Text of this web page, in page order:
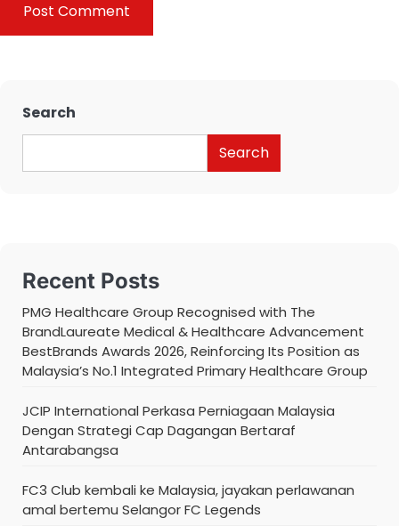
Search
Search
Recent Posts
PMG Healthcare Group Recognised with The
BrandLaureate Medical & Healthcare Advancement
BestBrands Awards 2026, Reinforcing Its Position as
Malaysia’s No.1 Integrated Primary Healthcare Group
JCIP International Perkasa Perniagaan Malaysia
Dengan Strategi Cap Dagangan Bertaraf
Antarabangsa
FC3 Club kembali ke Malaysia, jayakan perlawanan
amal bertemu Selangor FC Legends